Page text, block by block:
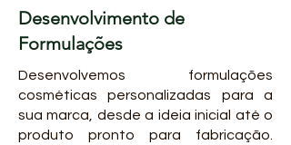
Desenvolvimento de
Formulações
Desenvolvemos formulações
cosméticas personalizadas para a
sua marca, desde a ideia inicial até o
produto pronto para fabricação.